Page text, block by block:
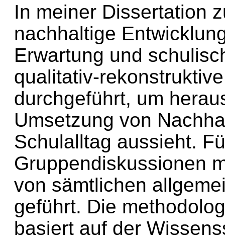
In meiner Dissertation
nachhaltige
Erwartung und
qualitativ-
durchgeführt, um
Umsetzung von
Schulalltag aussieht.
Gruppendiskussionen
von sämtlichen
geführt. Die
basiert auf der